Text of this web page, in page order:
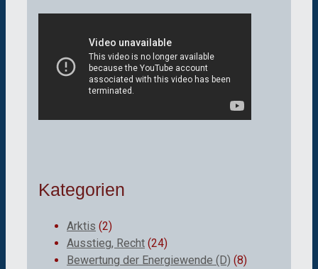
Kategorien
Arktis (2)
Ausstieg, Recht (24)
Bewertung der Energiewende (D) (8)